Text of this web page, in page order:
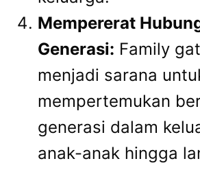
Mempererat
Generasi: Family
menjadi sarana
mempertemukan
generasi dalam
anak-anak hingga